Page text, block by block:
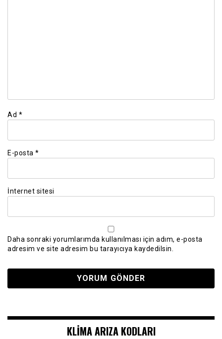
Ad *
E-posta *
İnternet sitesi
Daha sonraki yorumlarımda kullanılması için adım, e-posta
adresim ve site adresim bu tarayıcıya kaydedilsin.
KLIMA ARIZA KODLARI